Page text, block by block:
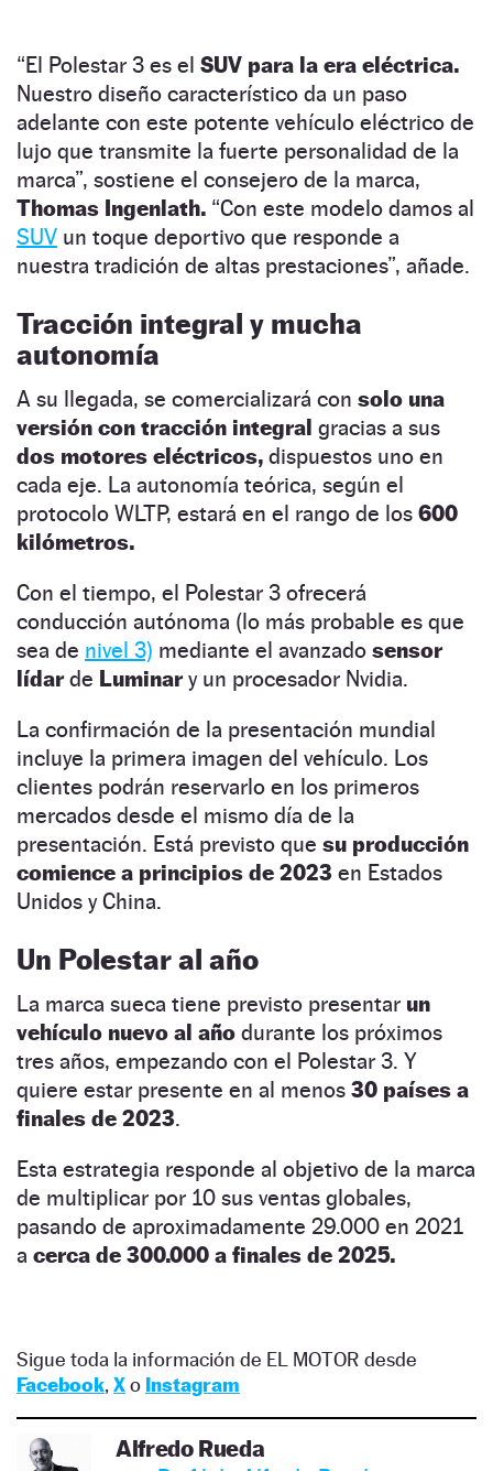
“El Polestar 3 es el SUV para la era eléctrica.
Nuestro diseño característico da un paso
adelante con este potente vehículo eléctrico de
lujo que transmite la fuerte personalidad de la
marca”, sostiene el consejero de la marca,
Thomas Ingenlath. “Con este modelo damos al
SUV un toque deportivo que responde a
nuestra tradición de altas prestaciones”, añade.
Tracción integral y mucha
autonomía
A su llegada, se comercializará con solo una
versión con tracción integral gracias a sus
dos motores eléctricos, dispuestos uno en
cada eje. La autonomía teórica, según el
protocolo WLTP, estará en el rango de los 600
kilómetros.
Con el tiempo, el Polestar 3 ofrecerá
conducción autónoma (lo más probable es que
sea de nivel 3) mediante el avanzado sensor
lídarde Luminary un procesador Nvidia.
La confirmación de la presentación mundial
incluye la primera imagen del vehículo. Los
clientes podrán reservarlo en los primeros
mercados desde el mismo día de la
presentación. Está previsto que su producción
comience a principios de 2023 en Estados
Unidos y China.
Un Polestar al año
La marca sueca tiene previsto presentar un
vehículo nuevo al año durante los próximos
tres años, empezando con el Polestar 3. Y
quiere estar presente en al menos 30 países a
finales de 2023.
Esta estrategia responde al objetivo de la marca
de multiplicar por 10 sus ventas globales,
pasando de aproximadamente 29.000 en 2021
a cerca de 300.000 a finales de 2025.
Sigue toda la información de EL MOTOR desde
Facebook, Xo Instagram
Alfredo Rueda